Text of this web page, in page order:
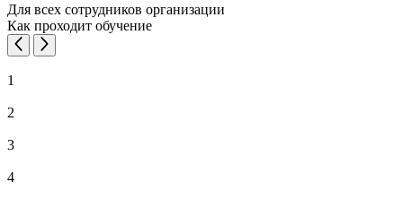
Для всех сотрудников организации
Как проходит обучение
1
2
3
4